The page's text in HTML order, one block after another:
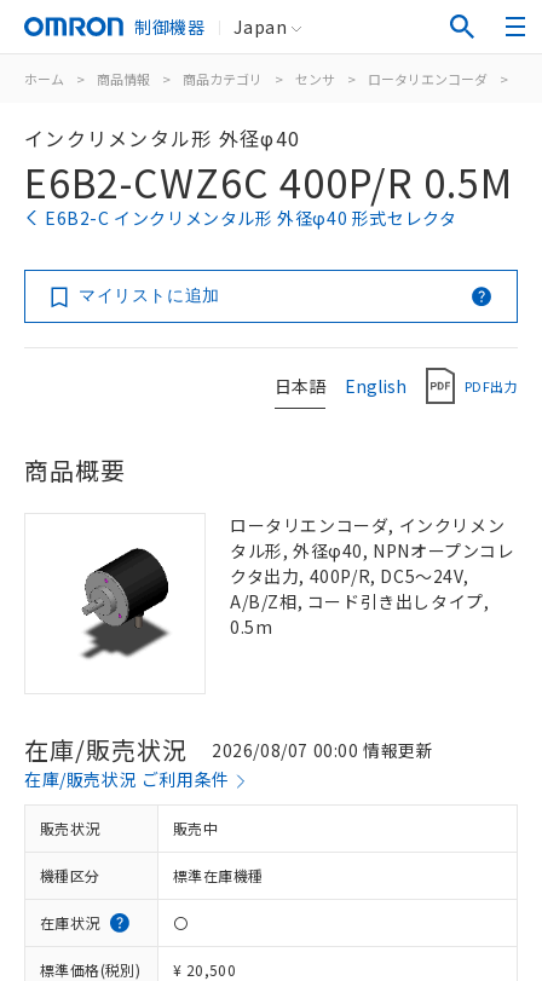
制御機器 Japan
ホーム > 商品情報 > 商品カテゴリ > センサ > ロータリエンコーダ >
インクリメンタル形 外径φ40
E6B2-CWZ6C 400P/R 0.5M
E6B2-C インクリメンタル形 外径φ40 形式セレクタ
マイリストに追加
日本語 English PDF出力
商品概要
ロータリエンコーダ, インクリメン
タル形, 外径φ40, NPNオープンコレ
クタ出力, 400P/R, DC5～24V,
A/B/Z相, コード引き出しタイプ,
0.5m
在庫/販売状況
2026/08/07 00:00 情報更新
在庫/販売状況 ご利用条件
販売状況 販売中
機種区分 標準在庫機種
在庫状況 〇
標準価格(税別) ¥ 20,500